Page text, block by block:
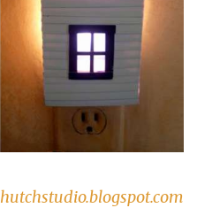
hutchstudio.blogspot.com